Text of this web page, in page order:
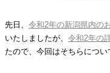
先日、 令和2年の新潟県内の
いたしましたが、 令和2年の
たので、今回はそちらについ